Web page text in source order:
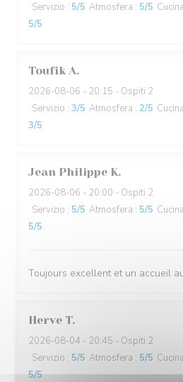
Servizio : 5/5 Atmosfera : 5/5 Cucina
5/5
Toufik A
2026-08-06 - 20:15 - Ospiti 2
Servizio : 3/5 Atmosfera : 2/5 Cucina
3/5
Jean Philippe K
2026-08-06 - 20:00 - Ospiti 2
Servizio : 5/5 Atmosfera : 5/5 Cucina
5/5
Toujours excellent et un accueil
Herve T
2026-08-04 - 20:45 - Ospiti 2
Servizio : 5/5 Atmosfera : 5/5 Cucina
5/5